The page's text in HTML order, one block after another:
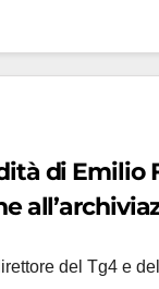
di Emilio
del Tg4 e